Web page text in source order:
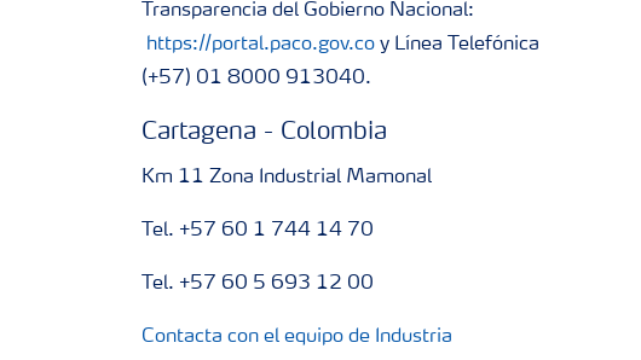
Transparencia del Gobierno Nacional:
https://portal.paco.gov.co y Línea Telefónica
(+57) 01 8000 913040.
Cartagena - Colombia
Km 11 Zona Industrial Mamonal
Tel. +57 60 1 744 14 70
Tel. +57 60 5 693 12 00
Contacta con el equipo de Industria